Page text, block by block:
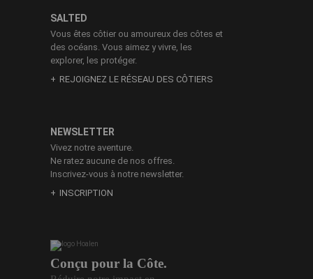
Conçu pour la Côte.
SALTED
Vous êtes côtier ou amoureux des côtes et
des océans. Vous aimez y vivre, les
explorer, les protéger.
REJOIGNEZ LE RÉSEAU DES CÔTIERS
NEWSLETTER
Vivez notre aventure.
Ne ratez aucune de nos offres.
Inscrivez-vous à notre newsletter.
INSCRIPTION